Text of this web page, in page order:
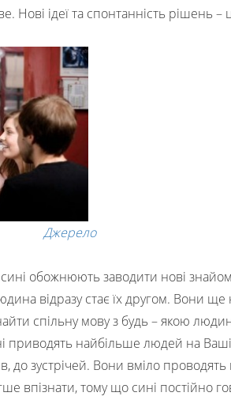
Нові ідеї та спонтанність рішень
Джерело
обожнюють заводити нові
відразу стає їх другом. Вони ще
спільну мову з будь – якою
приводять найбільше людей на
до зустрічей. Вони вміло проводять
впізнати, тому що сині постійно